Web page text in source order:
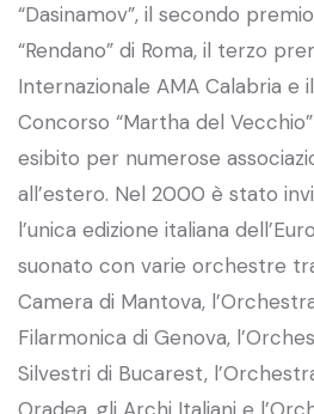
“Dasinamov”, il secondo
“Rendano” di Roma, il terzo
Internazionale AMA Calabria e
Concorso “Martha del
esibito per numerose
all’estero. Nel 2000 è stato
l’unica edizione italiana
suonato con varie orchestre
Camera di Mantova,
Filarmonica di Genova,
Silvestri di Bucarest,